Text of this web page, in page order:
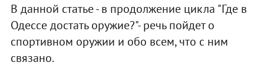
В данной статье - в продолжение цикла "Где в
Одессе достать оружие?"- речь пойдет о
спортивном оружии и обо всем, что с ним
связано.